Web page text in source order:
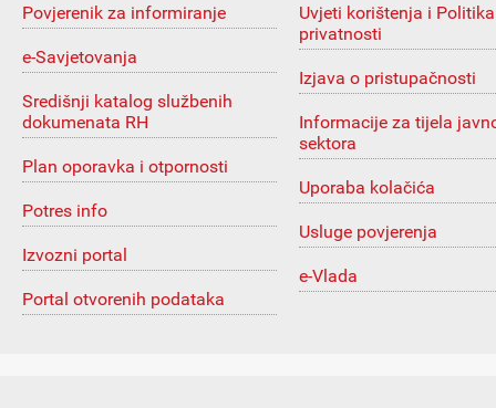
Povjerenik za informiranje
e-Savjetovanja
Središnji katalog službenih
dokumenata RH
Plan oporavka i otpornosti
Potres info
Izvozni portal
Portal otvorenih podataka
Uvjeti korištenja i Politika
privatnosti
Izjava o pristupačnosti
Informacije za tijela
sektora
Uporaba kolačića
Usluge povjerenja
e-Vlada